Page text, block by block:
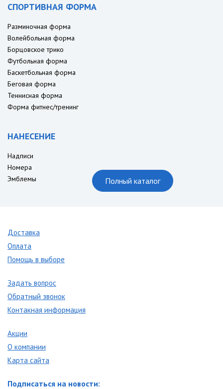
СПОРТИВНАЯ ФОРМА
Разминочная форма
Волейбольная форма
Борцовское трико
Футбольная форма
Баскетбольная форма
Беговая форма
Теннисная форма
Форма фитнес/тренинг
НАНЕСЕНИЕ
Надписи
Номера
Эмблемы
Полный каталог
Доставка
Оплата
Помощь в выборе
Задать вопрос
Обратный звонок
Контакная информация
Акции
О компании
Карта сайта
Подписаться на новости: